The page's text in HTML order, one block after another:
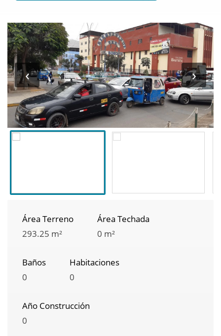
‹ ›
Área Terreno
293.25 m²
Área Techada
0 m²
Baños
0
Habitaciones
0
Año Construcción
0